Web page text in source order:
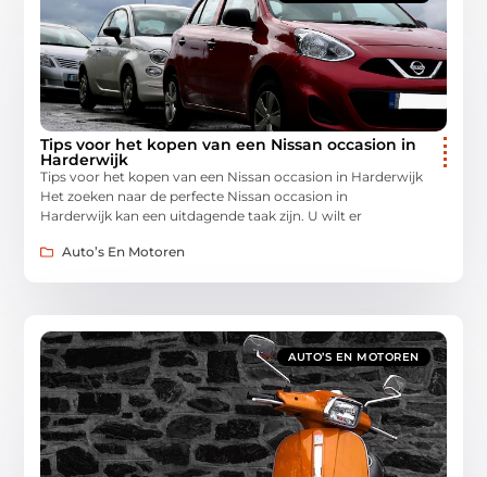
Tips voor het kopen van een Nissan occasion in
Harderwijk
Tips voor het kopen van een Nissan occasion in Harderwijk
Het zoeken naar de perfecte Nissan occasion in
Harderwijk kan een uitdagende taak zijn. U wilt er
Auto’s En Motoren
AUTO’S EN MOTOREN